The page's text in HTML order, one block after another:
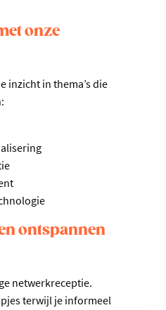
onze
inzicht in thema’s die
ontspannen
netwerkreceptie.
terwijl je informeel